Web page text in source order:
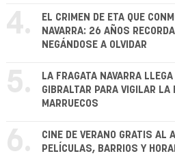
4.
EL CRIMEN DE ETA QUE
NAVARRA: 26 AÑOS
NEGÁNDOSE A OLVIDAR
5.
LA FRAGATA NAVARRA
GIBRALTAR PARA VIGILAR LA
MARRUECOS
6.
CINE DE VERANO GRATIS AL
PELÍCULAS, BARRIOS Y